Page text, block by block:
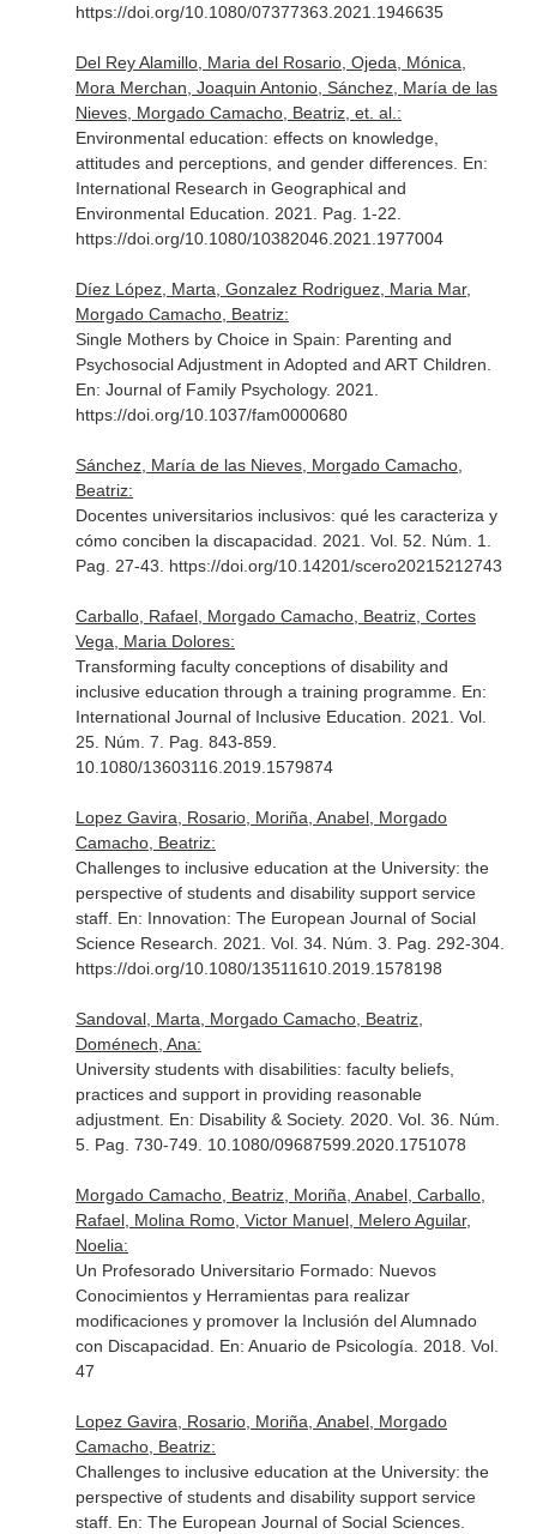
https://doi.org/10.1080/07377363.2021.1946635
Del Rey Alamillo, Maria del Rosario, Ojeda, Mónica,
Mora Merchan, Joaquin Antonio, Sánchez, María de las
Nieves, Morgado Camacho, Beatriz, et. al.:
Environmental education: effects on knowledge,
attitudes and perceptions, and gender differences. En:
International Research in Geographical and
Environmental Education . 2021. Pag. 1-22.
https://doi.org/10.1080/10382046.2021.1977004
Díez López, Marta, Gonzalez Rodriguez, Maria Mar,
Morgado Camacho, Beatriz:
Single Mothers by Choice in Spain: Parenting and
Psychosocial Adjustment in Adopted and ART Children.
En: Journal of Family Psychology. 2021.
https://doi.org/10.1037/fam0000680
Sánchez, María de las Nieves, Morgado Camacho,
Beatriz:
Docentes universitarios inclusivos: qué les caracteriza y
cómo conciben la discapacidad. 2021. Vol. 52. Núm. 1.
Pag. 27-43. https://doi.org/10.14201/scero20215212743
Carballo, Rafael, Morgado Camacho, Beatriz, Cortes
Vega, Maria Dolores:
Transforming faculty conceptions of disability and
inclusive education through a training programme. En:
International Journal of Inclusive Education . 2021. Vol.
25. Núm. 7. Pag. 843-859.
10.1080/13603116.2019.1579874
Lopez Gavira, Rosario, Moriña, Anabel, Morgado
Camacho, Beatriz:
Challenges to inclusive education at the University: the
perspective of students and disability support service
staff. En: Innovation: The European Journal of Social
Science Research . 2021. Vol. 34. Núm. 3. Pag. 292-304.
https://doi.org/10.1080/13511610.2019.1578198
Sandoval, Marta, Morgado Camacho, Beatriz,
Doménech, Ana:
University students with disabilities: faculty beliefs,
practices and support in providing reasonable
adjustment. En: Disability & Society. 2020. Vol. 36. Núm.
5. Pag. 730-749. 10.1080/09687599.2020.1751078
Morgado Camacho, Beatriz, Moriña, Anabel, Carballo,
Rafael, Molina Romo, Victor Manuel, Melero Aguilar,
Noelia:
Un Profesorado Universitario Formado: Nuevos
Conocimientos y Herramientas para realizar
modificaciones y promover la Inclusión del Alumnado
con Discapacidad. En: Anuario de Psicología . 2018. Vol.
47
Lopez Gavira, Rosario, Moriña, Anabel, Morgado
Camacho, Beatriz:
Challenges to inclusive education at the University: the
perspective of students and disability support service
staff. En: The European Journal of Social Sciences.